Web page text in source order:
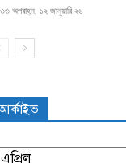
অপরাহ্ন, ১২ জানুয়ারি ২৬